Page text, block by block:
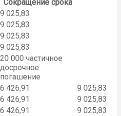
Сокращение срока
9 025,83
9 025,83
9 025,83
9 025,83
20 000 частичное
досрочное
погашение
6 426,91
9 025,83
6 426,91
9 025,83
6 426,91
9 025,83